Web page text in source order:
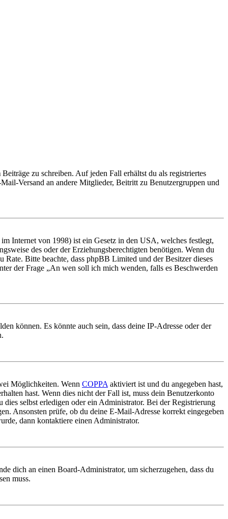
zu schreiben. Auf jeden Fall erhältst du als registriertes
Versand an andere Mitglieder, Beitritt zu Benutzergruppen und
Internet von 1998) ist ein Gesetz in den USA, welches festlegt,
des oder der Erziehungsberechtigten benötigen. Wenn du
Bitte beachte, dass phpBB Limited und der Besitzer dieses
der Frage „An wen soll ich mich wenden, falls es Beschwerden
können. Es könnte auch sein, dass deine IP-Adresse oder der
Möglichkeiten. Wenn COPPA aktiviert ist und du angegeben hast,
hast. Wenn dies nicht der Fall ist, muss dein Benutzerkonto
selbst erledigen oder ein Administrator. Bei der Registrierung
Ansonsten prüfe, ob du deine E-Mail-Adresse korrekt eingegeben
dann kontaktiere einen Administrator.
dich an einen Board-Administrator, um sicherzugehen, dass du
muss.